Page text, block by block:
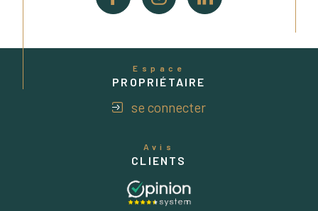
Espace
PROPRIÉTAIRE
se connecter
Avis
CLIENTS